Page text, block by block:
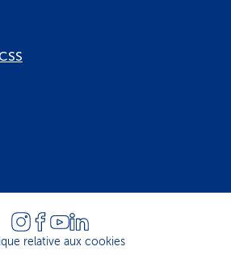
relative aux cookies